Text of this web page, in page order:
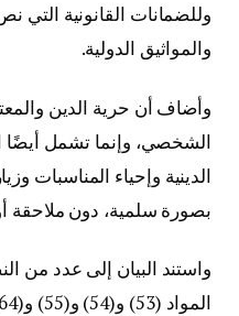
وللضمانات القانونية التي
والمواثيق الدولية.
وأضاف أن حرية الدين
الشخصي، وإنما تشمل أيضًا
الدينية وإحياء المناسبات
بصورة سلمية، دون ملاحقة
واستند البيان إلى عدد من